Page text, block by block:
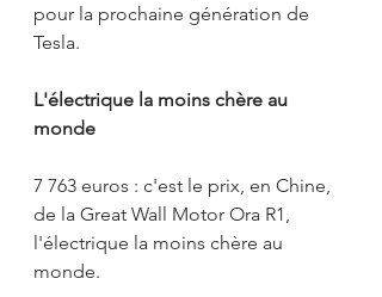
pour la prochaine génération de
Tesla.
L'électrique la moins chère au
monde
7 763 euros : c'est le prix, en Chine,
de la Great Wall Motor Ora R1,
l'électrique la moins chère au
monde.